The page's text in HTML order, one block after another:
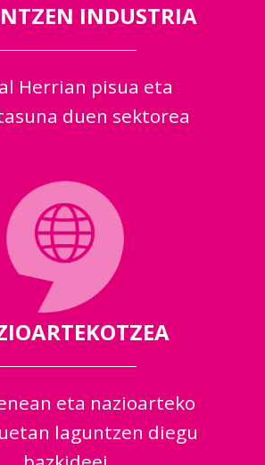
INDUSTRIA
Herrian pisua eta
duen sektorea
eta nazioarteko
laguntzen diegu